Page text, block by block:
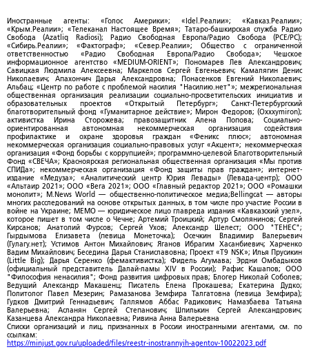
Иностранные агенты: «Голос Америки»; «Idel.Реалии»; «Кавказ.Реалии»;
«Крым.Реалии»; «Телеканал Настоящее Время»; Татаро-башкирская служба Радио
Свобода (Azatliq Radiosi); Радио Свободная Европа/Радио Свобода (PCE/PC);
«Сибирь.Реалии»; «Фактограф»; «Север.Реалии»; Общество с ограниченной
ответственностью «Радио Свободная Европа/Радио Свобода»; Чешское
информационное агентство «MEDIUM-ORIENT»; Пономарев Лев Александрович;
Савицкая Людмила Алексеевна; Маркелов Сергей Евгеньевич; Камалягин Денис
Николаевич; Апахончич Дарья Александровна; Понасенков Евгений Николаевич;
Альбац; «Центр по работе с проблемой насилия "Насилию.нет"»; межрегиональная
общественная организация реализации социально-просветительских инициатив и
образовательных проектов «Открытый Петербург»; Санкт-Петербургский
благотворительный фонд «Гуманитарное действие»; Мирон Федоров; (Oxxxymiron);
активистка Ирина Сторожева; правозащитник Алена Попова; Социально-
ориентированная автономная некоммерческая организация содействия
профилактике и охране здоровья граждан «Феникс плюс»; автономная
некоммерческая организация социально-правовых услуг «Акцент»; некоммерческая
организация «Фонд борьбы с коррупцией»; программно-целевой Благотворительный
Фонд «СВЕЧА»; Красноярская региональная общественная организация «Мы против
СПИДа»; некоммерческая организация «Фонд защиты прав граждан»; интернет-
издание «Медуза»; «Аналитический центр Юрия Левады» (Левада-центр); ООО
«Альтаир 2021»; ООО «Вега 2021»; ООО «Главный редактор 2021»; ООО «Ромашки
монолит»; M.News World — общественно-политическое медиа;Bellingcat — авторы
многих расследований на основе открытых данных, в том числе про участие России в
войне на Украине; МЕМО — юридическое лицо главреда издания «Кавказский узел»,
которое пишет в том числе о Чечне; Артемий Троицкий; Артур Смолянинов; Сергей
Кирсанов; Анатолий Фурсов; Сергей Ухов; Александр Шелест; ООО "ТЕНЕС";
Гырдымова Елизавета (певица Монеточка); Осечкин Владимир Валерьевич
(Гулагу.нет); Устимов Антон Михайлович; Яганов Ибрагим Хасанбиевич; Харченко
Вадим Михайлович; Беседина Дарья Станиславовна; Проект «T9 NSK»; Илья Прусикин
(Little Big); Дарья Серенко (фемактивистка); Фидель Агумава; Эрдни Омбадыков
(официальный представитель Далай-ламы XIV в России); Рафис Кашапов; ООО
"Философия ненасилия"; Фонд развития цифровых прав; Блогер Николай Соболев;
Ведущий Александр Макашенц; Писатель Елена Прокашева; Екатерина Дудко;
Политолог Павел Мезерин; Рамазанова Земфира Талгатовна (певица Земфира);
Гудков Дмитрий Геннадьевич; Галлямов Аббас Радикович; Намазбаева Татьяна
Валерьевна; Асланян Сергей Степанович; Шпилькин Сергей Александрович;
Казанцева Александра Николаевна; Ривина Анна Валерьевна
Списки организаций и лиц, признанных в России иностранными агентами, см. по
ссылкам:
https://minjust.gov.ru/uploaded/files/reestr-inostrannyih-agentov-10022023.pdf